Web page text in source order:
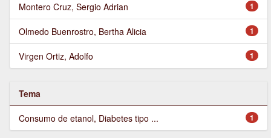
1
Montero Cruz, Sergio Adrian
1
Olmedo Buenrostro, Bertha Alicia
1
Virgen Ortiz, Adolfo
Tema
1
Consumo de etanol, Diabetes tipo ...